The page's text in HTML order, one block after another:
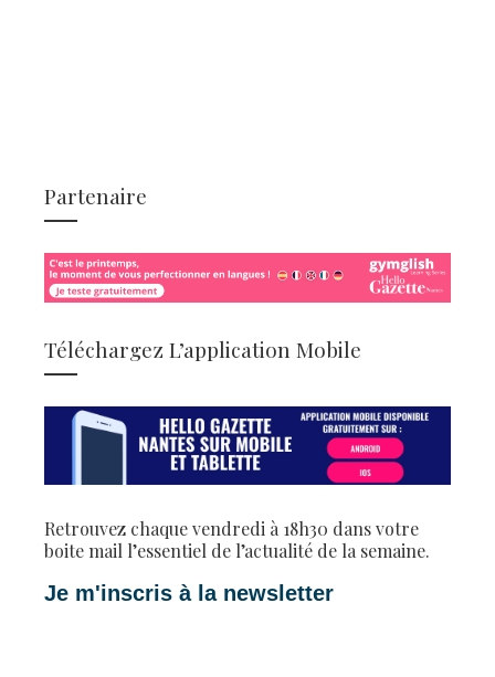
Partenaire
Téléchargez L’application Mobile
Retrouvez chaque vendredi à 18h30 dans votre
boite mail l’essentiel de l’actualité de la semaine.
Je m'inscris à la newsletter